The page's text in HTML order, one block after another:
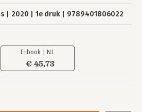
2020 1e druk 9789401806022
E-book | NL
€ 45,73